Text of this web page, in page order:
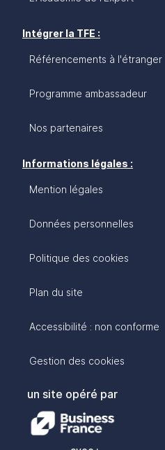
Intégrer la TFE :
Référencements à l'étranger
Programme ambassadeur
Nos partenaires
Informations légales :
Mention légales
Données personnelles
Politique des cookies
Plan du site
Accessibilité : non conforme
Gestion des cookies
un site opéré par